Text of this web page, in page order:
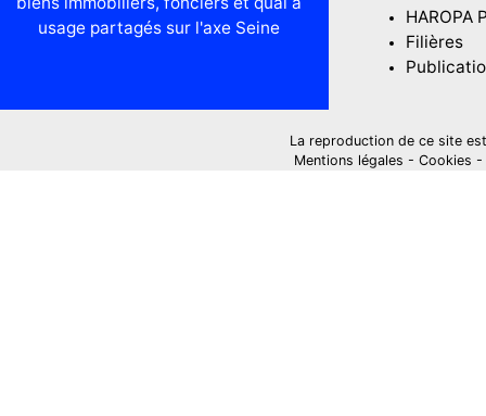
usage partagés sur l'axe Seine
HAROPA
Filières
La reproduction de ce site
Mentions légales - Cookies -